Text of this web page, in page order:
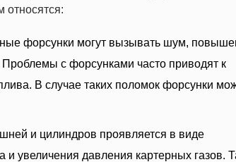
относятся:
форсунки могут вызывать шум,
с форсунками часто приводят к
В случае таких поломок форсунки
и цилиндров проявляется в виде
увеличения давления картерных газов.